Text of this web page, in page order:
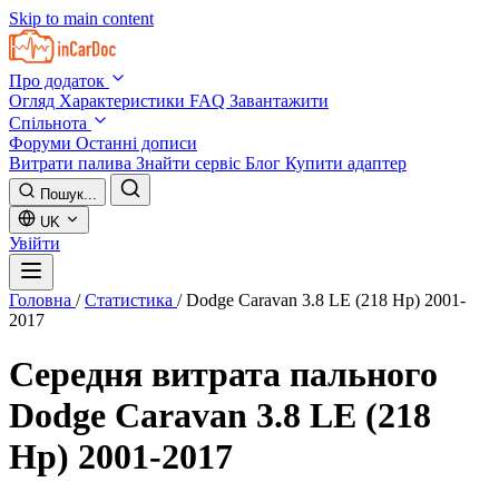
Skip to main content
Про додаток
Огляд Характеристики FAQ Завантажити
Спільнота
Форуми Останні дописи
Витрати палива Знайти сервіс Блог Купити адаптер
Пошук...
UK
Увійти
Головна / Статистика / Dodge Caravan 3.8 LE (218 Hp) 2001-
2017
Середня витрата пального
Dodge Caravan 3.8 LE (218
Hp) 2001-2017